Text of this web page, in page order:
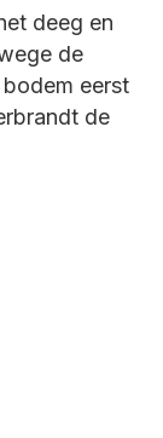
deeg en
de
eerst
de